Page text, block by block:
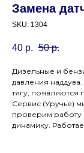
Замена
SKU: 1304
40 р. 50 р.
Дизельные и
давления
тягу, появляются
Сервис (Уручье)
проверим работу
динамику.